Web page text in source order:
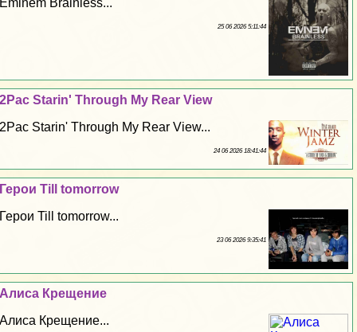
25 06 2026 5:11:44
2Pac Starin' Through My Rear View
2Pac Starin' Through My Rear View...
24 06 2026 18:41:44
Герои Till tomorrow
Герои Till tomorrow...
23 06 2026 9:35:41
Алиса Крещение
Алиса Крещение...